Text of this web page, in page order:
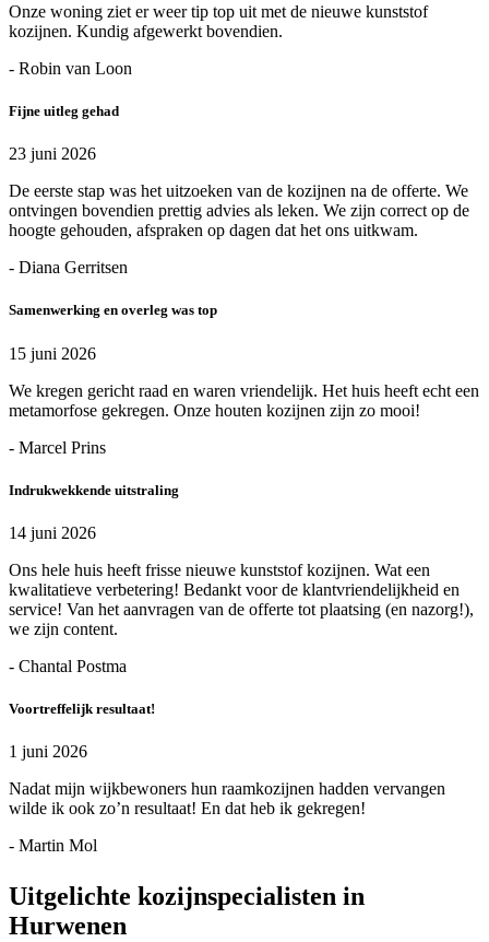
Onze woning ziet er weer tip top uit met de nieuwe kunststof
kozijnen. Kundig afgewerkt bovendien.
- Robin van Loon
Fijne uitleg gehad
23 juni 2026
De eerste stap was het uitzoeken van de kozijnen na de offerte. We
ontvingen bovendien prettig advies als leken. We zijn correct op de
hoogte gehouden, afspraken op dagen dat het ons uitkwam.
- Diana Gerritsen
Samenwerking en overleg was top
15 juni 2026
We kregen gericht raad en waren vriendelijk. Het huis heeft echt een
metamorfose gekregen. Onze houten kozijnen zijn zo mooi!
- Marcel Prins
Indrukwekkende uitstraling
14 juni 2026
Ons hele huis heeft frisse nieuwe kunststof kozijnen. Wat een
kwalitatieve verbetering! Bedankt voor de klantvriendelijkheid en
service! Van het aanvragen van de offerte tot plaatsing (en nazorg!),
we zijn content.
- Chantal Postma
Voortreffelijk resultaat!
1 juni 2026
Nadat mijn wijkbewoners hun raamkozijnen hadden vervangen
wilde ik ook zo’n resultaat! En dat heb ik gekregen!
- Martin Mol
Uitgelichte kozijnspecialisten in
Hurwenen